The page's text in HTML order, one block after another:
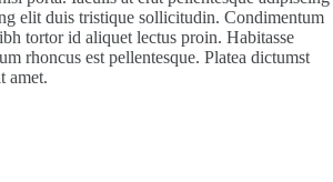
elit duis tristique sollicitudin. Condimentum
tortor id aliquet lectus proin. Habitasse
rhoncus est pellentesque. Platea dictumst
amet.